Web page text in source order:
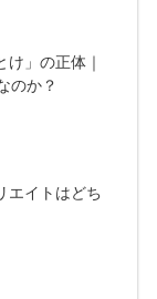
け」の正体｜
のか？
エイトはどち